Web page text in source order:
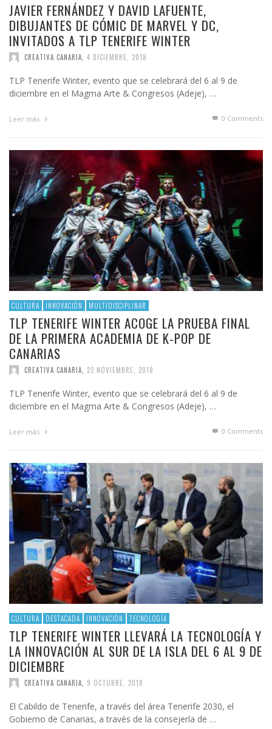
JAVIER FERNÁNDEZ Y DAVID LAFUENTE,
DIBUJANTES DE CÓMIC DE MARVEL Y DC,
INVITADOS A TLP TENERIFE WINTER
CREATIVA CANARIA 4 DICIEMBRE, 2018
TLP Tenerife Winter, evento que se celebrará del 6 al 9 de
diciembre en el Magma Arte & Congresos (Adeje), …
Leer más 0 Comments
CULTURA INNOVACIÓN MULTIDISCIPLINAR
TLP TENERIFE WINTER ACOGE LA PRUEBA FINAL
DE LA PRIMERA ACADEMIA DE K-POP DE
CANARIAS
CREATIVA CANARIA 22 NOVIEMBRE, 2018
TLP Tenerife Winter, evento que se celebrará del 6 al 9 de
diciembre en el Magma Arte & Congresos (Adeje), …
Leer más 0 Comments
CULTURA DESTACADA INNOVACIÓN TECNOLOGÍA
TLP TENERIFE WINTER LLEVARÁ LA TECNOLOGÍA Y
LA INNOVACIÓN AL SUR DE LA ISLA DEL 6 AL 9 DE
DICIEMBRE
CREATIVA CANARIA 9 OCTUBRE, 2018
El Cabildo de Tenerife, a través del área Tenerife 2030, el
Gobierno de Canarias, a través de la consejería de …